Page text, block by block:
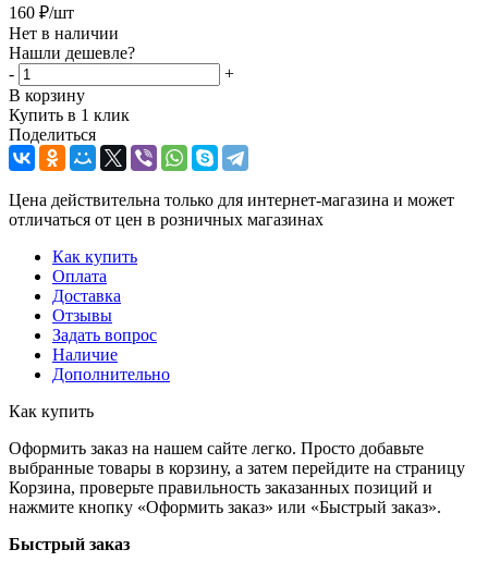
160 ₽/шт
Нет в наличии
Нашли дешевле?
-
+
В корзину
Купить в 1 клик
Поделиться
Цена действительна только для интернет-магазина и может
отличаться от цен в розничных магазинах
Как купить
Оплата
Доставка
Отзывы
Задать вопрос
Наличие
Дополнительно
Как купить
Оформить заказ на нашем сайте легко. Просто добавьте
выбранные товары в корзину, а затем перейдите на страницу
Корзина, проверьте правильность заказанных позиций и
нажмите кнопку «Оформить заказ» или «Быстрый заказ».
Быстрый заказ